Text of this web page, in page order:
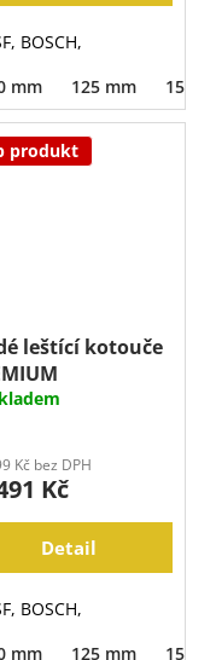
BOSCH,
mm
125 mm 150
1500
produkt
leštící kotouče
Kč bez DPH
Kč
Detail
BOSCH,
mm
125 mm 150